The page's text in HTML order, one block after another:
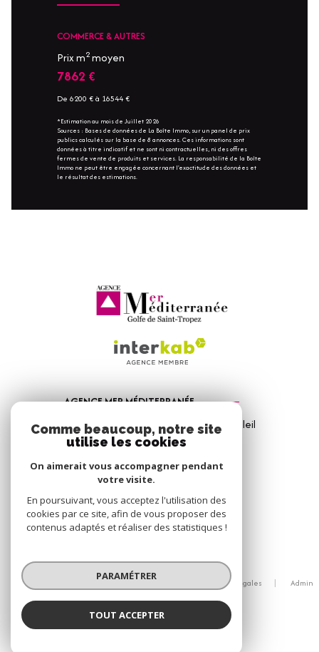
COMMERCE & AUTRES
Prix m2moyen
7862 €
De 6200 € à 16544 €
*Estimation au mois de Juillet 2026
Sources : Bases de données de La Boîte Immo, sur un panel de prix
publics calculés sur la base de 8 annonces. Ces informations sont
données à titre indicatif et ne sont ni contractuelles, ni des offres
fermes de vente de produits et services. La responsabilité de la Boîte
Immo ne peut être engagée concernant l'exactitude des données et
le résultat des estimations.
AGENCE MER MÉDITERRANÉE
1, Avenue de la Mer - Les Vitrines du Soleil
83310Port Grimaud
04 94 56 09 12
info@amm-immobilier.com
© 2026 | Tous droits réservés
Nos partenaires Mentions légales
Admin
Réalisé par :
Comme beaucoup, notre site
utilise les cookies
On aimerait vous accompagner pendant
votre visite.
En poursuivant, vous acceptez l'utilisation des
cookies par ce site, afin de vous proposer des
contenus adaptés et réaliser des statistiques !
PARAMÉTRER
TOUT ACCEPTER